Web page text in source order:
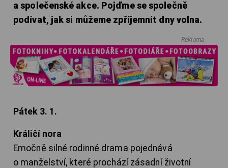
a společenské akce. Pojďme se společně
podívat, jak si můžeme zpříjemnit dny volna.
Reklama
Pátek 3. 1.
Králičí nora
Emočně silné rodinné drama pojednává
o manželství, které prochází zásadní životní